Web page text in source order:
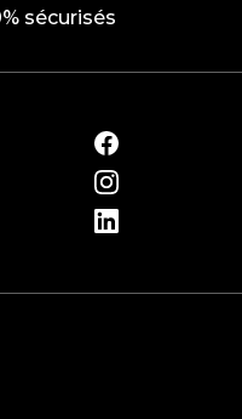
sécurisés